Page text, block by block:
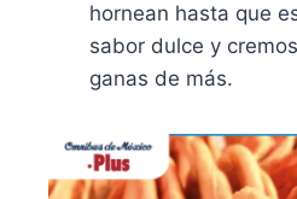
hornean hasta que
sabor dulce y
ganas de más.